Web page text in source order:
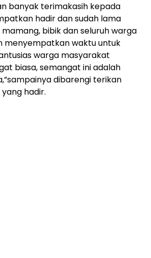
banyak terimakasih kepada
hadir dan sudah lama
bibik dan seluruh warga
menyempatkan waktu untuk
warga masyarakat
biasa, semangat ini adalah
dibarengi terikan
hadir.